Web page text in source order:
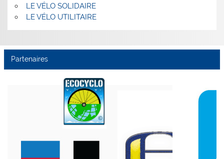
LE VÉLO SOLIDAIRE
LE VÉLO UTILITAIRE
Partenaires